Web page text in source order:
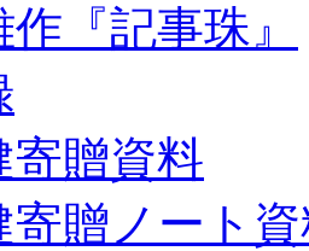
『記事珠』
寄贈資料
寄贈ノート